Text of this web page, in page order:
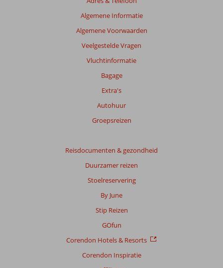
Algemene Informatie
Algemene Voorwaarden
Veelgestelde Vragen
Vluchtinformatie
Bagage
Extra's
Autohuur
Groepsreizen
Reisdocumenten & gezondheid
Duurzamer reizen
Stoelreservering
By June
Stip Reizen
GOfun
Corendon Hotels & Resorts
Corendon Inspiratie